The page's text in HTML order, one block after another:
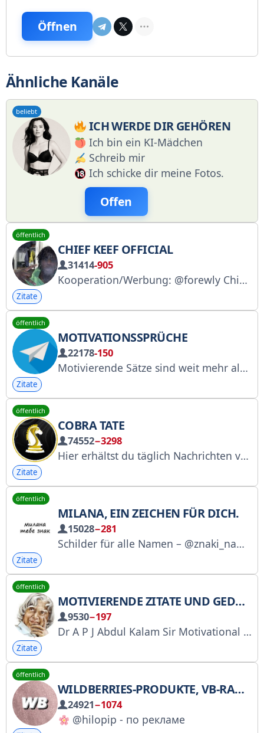
Öffnen
Ähnliche Kanäle
beliebt
ICH WERDE DIR GEHÖREN
Ich bin ein KI-Mädchen
Schreib mir
Ich schicke dir meine Fotos.
Offen
öffentlich
CHIEF KEEF OFFICIAL
31414-905
Kooperation/Werbung: @forewly ChifirKeef (Fan-Community)
Zitate
öffentlich
MOTIVATIONSSPRÜCHE
22178-150
Motivierende Sätze sind weit mehr als bloße Worte; sie sind mentale Anker und Katalysatoren für neue Perspektiven. Im Wirbelwind des Alltags verlieren wir uns oft in Müdigkeit und Selbstkritik.
Zitate
öffentlich
COBRA TATE
74552−3298
Hier erhältst du täglich Nachrichten von mir.
Zitate
öffentlich
MILANA, EIN ZEICHEN FÜR DICH.
15028−281
Schilder für alle Namen – @znaki_names Werbekooperationen nur mit: @anna_thesun
Zitate
öffentlich
MOTIVIERENDE ZITATE UND GEDANKEN VON APJ ABDUL KALAM [DR. APJ ABDUL KALAM] ZITATE AUF HINDI
9530−197
Dr A P J Abdul Kalam Sir Motivational Quotes in English and Hindi ︗︗︗︗︗︗︗︗︗︗︗︗︗︗
Zitate
öffentlich
WILDBERRIES-PRODUKTE, VB-RABATTE, ANGEBOTE
24921−1074
@hilopip - по рекламе